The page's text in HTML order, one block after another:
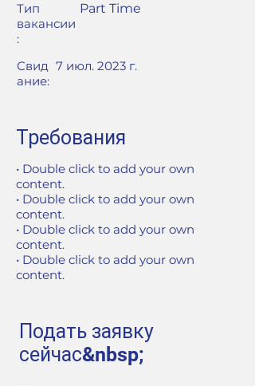
Тип
вакансии
:
Part Time
Свид
ание:
7 июл. 2023 г.
Требования
• Double click to add your own
content.
• Double click to add your own
content.
• Double click to add your own
content.
• Double click to add your own
content.
Подать заявку
сейчас&nbsp;